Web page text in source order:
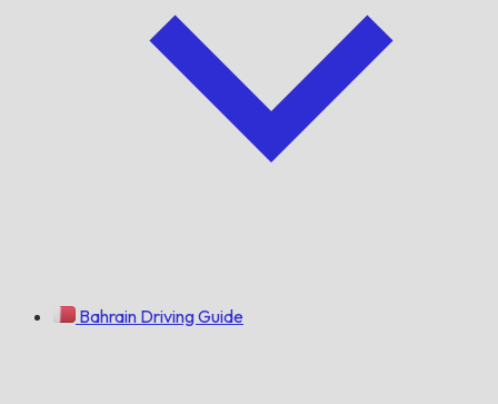
Bahrain Driving Guide